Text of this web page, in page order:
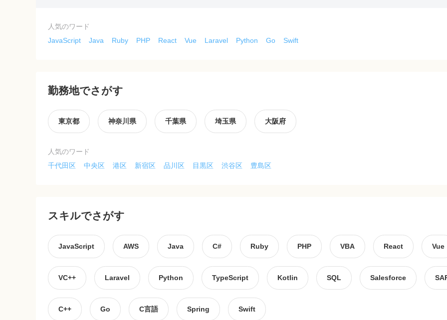
人気のワード
JavaScript
Java Ruby PHP React Vue Laravel Python Go Swift
勤務地でさがす
東京都 神奈川県 千葉県 埼玉県 大阪府
人気のワード
千代田区
中央区 港区 新宿区 品川区 目黒区 渋谷区 豊島区
スキルでさがす
JavaScript AWS Java C# Ruby PHP VBA React Vue
VC++ Laravel Python TypeScript Kotlin SQL Salesforce
C++ Go C言語 Spring Swift